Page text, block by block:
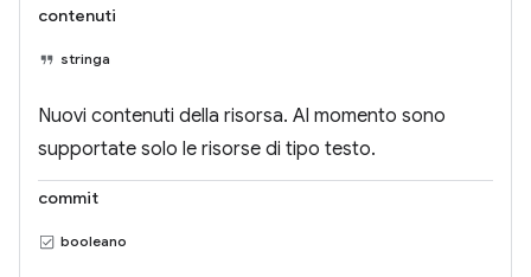
contenuti
stringa
Nuovi contenuti della risorsa. Al momento sono
supportate solo le risorse di tipo testo.
commit
booleano